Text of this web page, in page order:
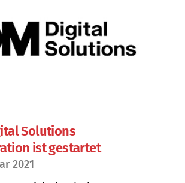
Solutions
ist gestartet
2021